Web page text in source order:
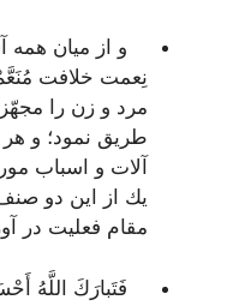
و از میان همه
نِعمت خلافت
مرد و زن را
طریق نمود؛ و هر
آلات و اسباب
یك از این دو
مقام فعلیت در
فَتَبارَكَ اللَّهُ